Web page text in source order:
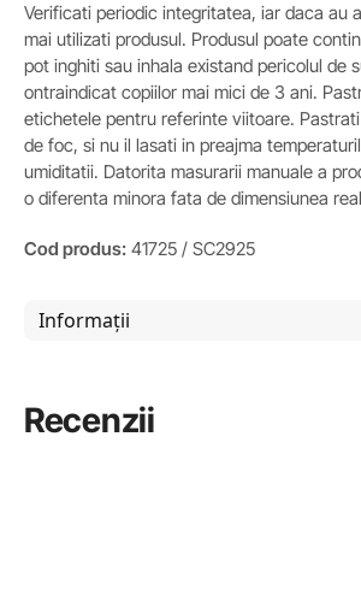
Verificati periodic integritatea, iar daca au
mai utilizati produsul. Produsul poate
pot inghiti sau inhala existand pericolul de
ontraindicat copiilor mai mici de 3 ani.
etichetele pentru referinte viitoare.
de foc, si nu il lasati in preajma
umiditatii. Datorita masurarii manuale a
o diferenta minora fata de dimensiunea
Cod produs: 41725 / SC2925
Informații
Recenzii